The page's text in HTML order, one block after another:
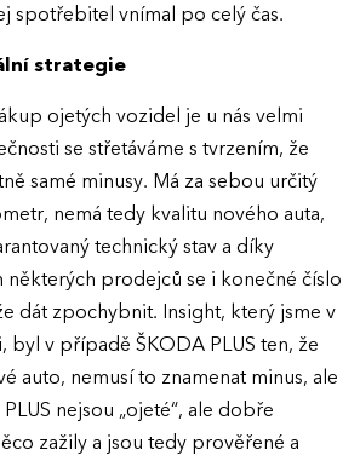
spotřebitel vnímal po celý čas.
strategie
ojetých vozidel je u nás velmi
se střetáváme s tvrzením, že
samé minusy. Má za sebou určitý
nemá tedy kvalitu nového auta,
technický stav a díky
některých prodejců se i konečné číslo
dát zpochybnit. Insight, který jsme v
v případě ŠKODA PLUS ten, že
auto, nemusí to znamenat minus, ale
nejsou „ojeté“, ale dobře
zažily a jsou tedy prověřené a